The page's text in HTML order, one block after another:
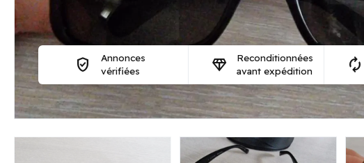
verified_user
Annonces
vérifiées
diamond
Reconditionnées
avant expédition
autorenew